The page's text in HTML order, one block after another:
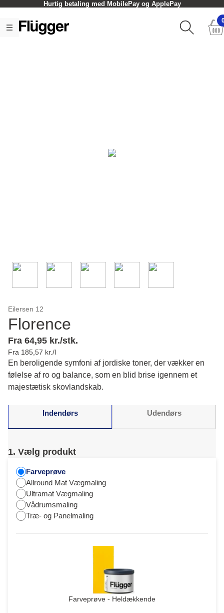
Hurtig betaling med MobilePay og ApplePay
Eilersen 12
Florence
Fra 64,95 kr./stk.
Fra 185,57 kr./l
En beroligende symfoni af jordiske toner, der vækker en
følelse af ro og balance, som en blid brise igennem et
majestætisk skovlandskab.
Indendørs Udendørs
1. Vælg produkt
Farveprøve
Allround Mat Vægmaling
Ultramat Vægmaling
Vådrumsmaling
Træ- og Panelmaling
Farveprøve - Heldækkende